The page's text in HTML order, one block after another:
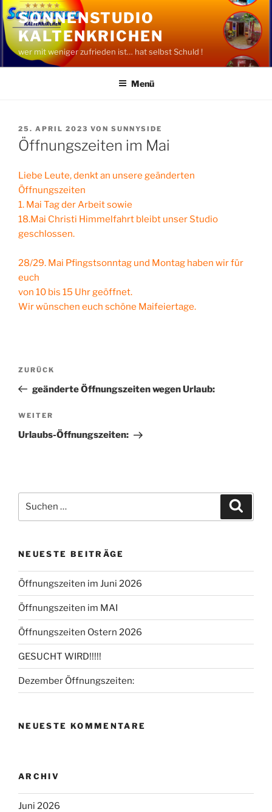
Zum
Inhalt
springen
SONNENSTUDIO
KALTENKRICHEN
wer mit weniger zufrieden ist… hat selbst Schuld !
Menü
VERÖFFENTLICHT
AM
25. APRIL 2023 VON SUNNYSIDE
Öffnungszeiten im Mai
Liebe Leute, denkt an unsere geänderten
Öffnungszeiten
1. Mai Tag der Arbeit sowie
18.Mai Christi Himmelfahrt bleibt unser Studio
geschlossen.
28/29. Mai Pfingstsonntag und Montag haben wir für
euch
von 10 bis 15 Uhrgeöffnet.
Wir wünschen euch schöne Maifeiertage.
Beitragsnavigation
Vorheriger
Beitrag
ZURÜCK
geänderte Öffnungszeiten wegen Urlaub:
Nächster
Beitrag
WEITER
Urlaubs-Öffnungszeiten:
nach:
NEUESTE BEITRÄGE
Öffnungszeiten im Juni 2026
Öffnungszeiten im MAI
Öffnungszeiten Ostern 2026
GESUCHT WIRD!!!!!
Dezember Öffnungszeiten:
NEUESTE KOMMENTARE
ARCHIV
Juni 2026